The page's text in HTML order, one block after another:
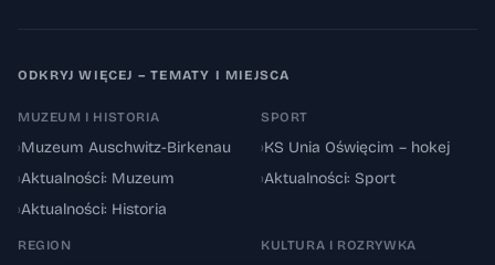
ODKRYJ WIĘCEJ – TEMATY I MIEJSCA
MUZEUM I HISTORIA
›Muzeum Auschwitz-Birkenau
›Aktualności: Muzeum
›Aktualności: Historia
SPORT
›KS Unia Oświęcim – hokej
›Aktualności: Sport
REGION KULTURA I ROZRYWKA